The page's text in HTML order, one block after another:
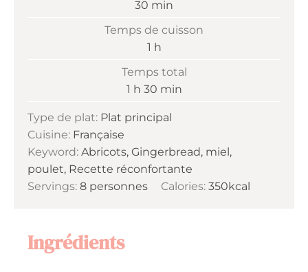
30 minutes
min
Temps de cuisson
1 heure
h
Temps total
1 heure
h 30minutes
min
Type de plat: Plat principal
Cuisine: Française
Keyword: Abricots, Gingerbread, miel,
poulet, Recette réconfortante
Servings: 8 personnes Calories:350kcal
Ingrédients